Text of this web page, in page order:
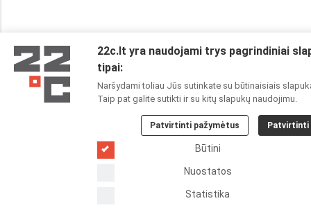
22c.lt yra naudojami trys pagrindiniai
tipai:
Naršydami toliau Jūs sutinkate su būtinaisiais
Taip pat galite sutikti ir su kitų slapukų naudojimu.
Patvirtinti pažymėtus Patvirtinti
Būtini
Nuostatos
Statistika